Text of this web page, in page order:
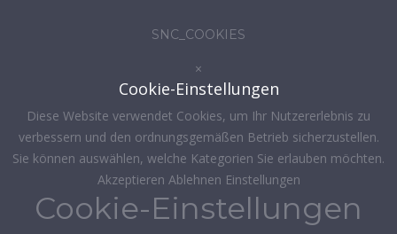
SNC_COOKIES
×
Cookie-Einstellungen
Diese Website verwendet Cookies, um Ihr Nutzererlebnis zu
verbessern und den ordnungsgemäßen Betrieb sicherzustellen.
Sie können auswählen, welche Kategorien Sie erlauben möchten.
Akzeptieren Ablehnen Einstellungen
Cookie-Einstellungen